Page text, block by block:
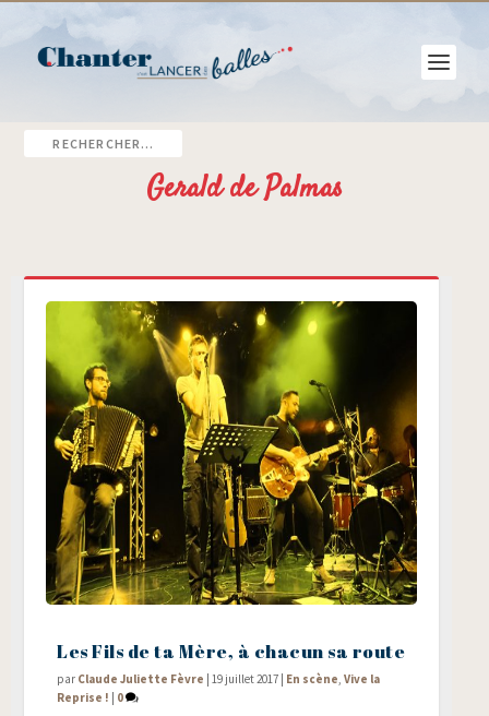
Gerald de Palmas
Les Fils de ta Mère, à chacun sa route
par Claude Juliette Fèvre | 19 juillet 2017 | En scène ,Vive la
Reprise ! | 0